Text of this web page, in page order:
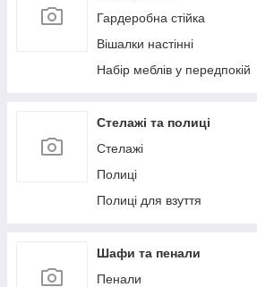
Гардеробна стійка
Вішалки настінні
Набір меблів у передпокій
Стелажі та полиці
Стелажі
Полиці
Полиці для взуття
Шафи та пенали
Пенали